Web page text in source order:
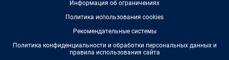
Информация об ограничениях
Политика использования cookies
Рекомендательные системы
Политика конфиденциальности и обработки персональных данных и
правила использования сайта